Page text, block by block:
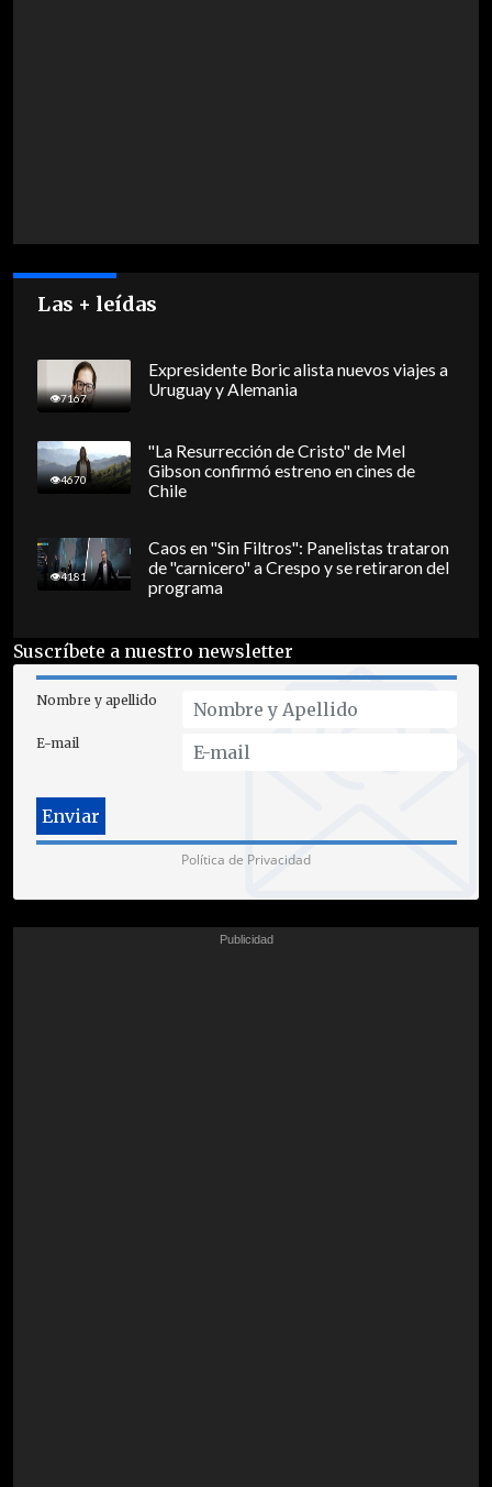
Las + leídas
7167
Expresidente Boric alista nuevos viajes a
Uruguay y Alemania
4670
"La Resurrección de Cristo" de Mel
Gibson confirmó estreno en cines de
Chile
4181
Caos en "Sin Filtros": Panelistas trataron
de "carnicero" a Crespo y se retiraron del
programa
Suscríbete a nuestro newsletter
Nombre y apellido
E-mail
Política de Privacidad